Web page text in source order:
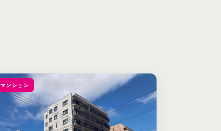
マンション